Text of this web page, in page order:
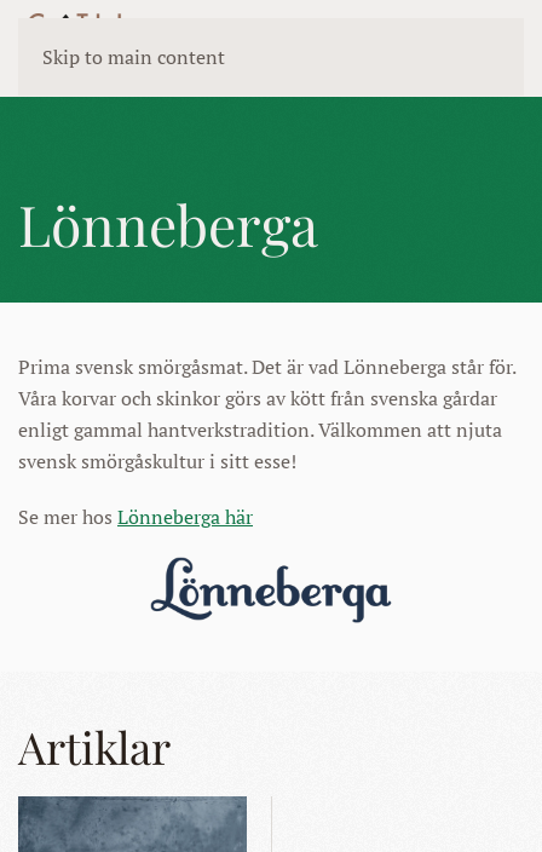
Skip to main content
Lönneberga
Prima svensk smörgåsmat. Det är vad Lönneberga står för.
Våra korvar och skinkor görs av kött från svenska gårdar
enligt gammal hantverkstradition. Välkommen att njuta
svensk smörgåskultur i sitt esse!
Se mer hos Lönneberga här
Artiklar